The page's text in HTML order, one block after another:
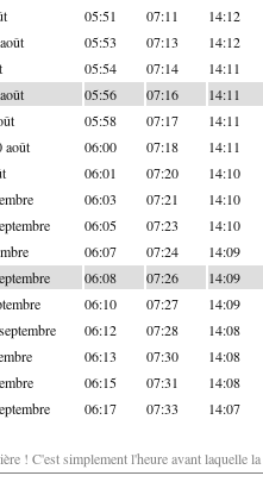
05:51 07:11 14:12
05:53 07:13 14:12
05:54 07:14 14:11
05:56 07:16 14:11
05:58 07:17 14:11
août 06:00 07:18 14:11
06:01 07:20 14:10
06:03 07:21 14:10
06:05 07:23 14:10
06:07 07:24 14:09
06:08 07:26 14:09
06:10 07:27 14:09
06:12 07:28 14:08
06:13 07:30 14:08
06:15 07:31 14:08
06:17 07:33 14:07
! C'est simplement l'heure avant laquelle